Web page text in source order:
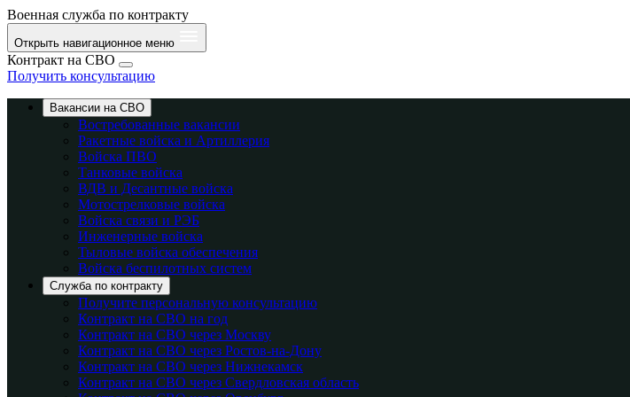
Военная служба по контракту
Открыть навигационное меню
Контракт на СВО
Получить консультацию
Вакансии на СВО
Востребованные вакансии
Ракетные войска и Артиллерия
Войска ПВО
Танковые войска
ВДВ и Десантные войска
Мотострелковые войска
Войска связи и РЭБ
Инженерные войска
Тыловые войска обеспечения
Войска беспилотных систем
Служба по контракту
Получите персональную консультацию
Контракт на СВО на год
Контракт на СВО через Москву
Контракт на СВО через Ростов-на-Дону
Контракт на СВО через Нижнекамск
Контракт на СВО через Свердловская область